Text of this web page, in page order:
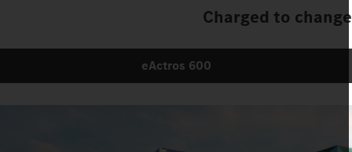
Charged to
eActros 600